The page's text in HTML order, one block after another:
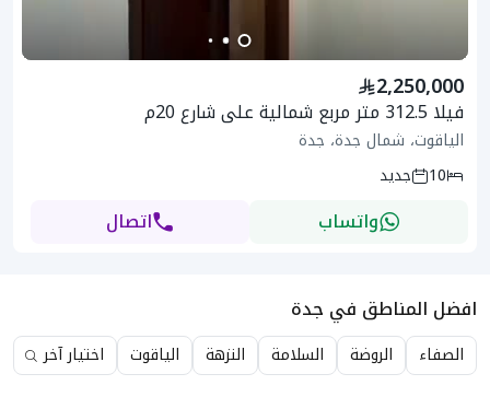
2,250,000
فيلا 312.5 متر مربع شمالية على شارع 20م
الياقوت، شمال جدة، جدة
10
جديد
واتساب اتصال
افضل المناطق في جدة
الصفاء الروضة السلامة النزهة الياقوت اختيار آخر